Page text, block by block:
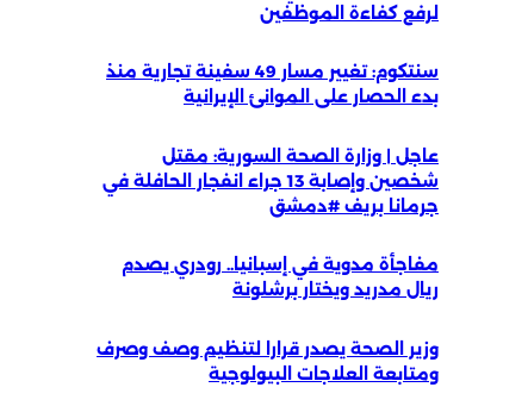
لرفع كفاءة الموظفين
سنتكوم: تغيير مسار 49 سفينة تجارية منذ
بدء الحصار على الموانئ الإيرانية
عاجل | وزارة الصحة السورية: مقتل
شخصين وإصابة 13 جراء انفجار الحافلة في
جرمانا بريف #دمشق
مفاجأة مدوية في إسبانيا.. رودري يصدم
ريال مدريد ويختار برشلونة
وزير الصحة يصدر قرارا لتنظيم وصف وصرف
ومتابعة العلاجات البيولوجية